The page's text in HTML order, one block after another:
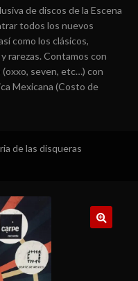
de discos de la Escena
todos los nuevos
como los clásicos,
rarezas. Contamos con
seven, etc…) con
Mexicana (Costo de
de las disqueras